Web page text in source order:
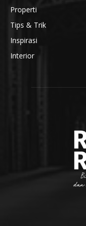
Properti
Tips & Trik
Inspirasi
Interior